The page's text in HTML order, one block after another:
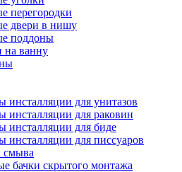
перегородки
двери в нишу
поддоны
ванну
инсталляции для унитазов
инсталляции для раковин
инсталляции для биде
инсталляции для писсуаров
смыва
бачки скрытого монтажа